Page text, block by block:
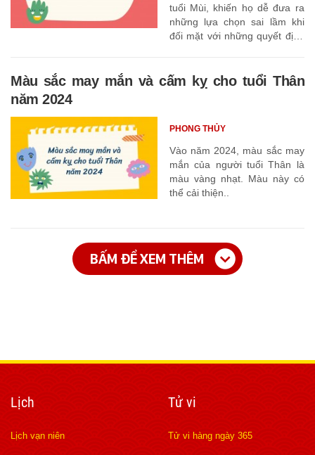
tuổi Mùi, khiến họ dễ đưa ra
những lựa chọn sai lầm khi
đối mặt với những quyết định
Màu sắc may mắn và cấm kỵ cho tuổi Thân
năm 2024
Vào năm 2024, màu sắc may
mắn của người tuổi Thân là
màu vàng nhạt. Màu này có
thể cải thiện..
PHONG THỦY
BẤM ĐỂ XEM THÊM
Lịch
Lịch vạn niên
Tử vi
Tử vi hàng ngày 365